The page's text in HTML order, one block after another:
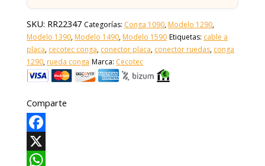
SKU: RR22347 Categorías: Conga 1090, Modelo 1290,
Modelo 1390, Modelo 1490, Modelo 1590 Etiquetas: cable a
placa, cecotec conga, conector placa, conector ruedas, conga
1290, rueda conga Marca: Cecotec
Comparte
Facebook
X